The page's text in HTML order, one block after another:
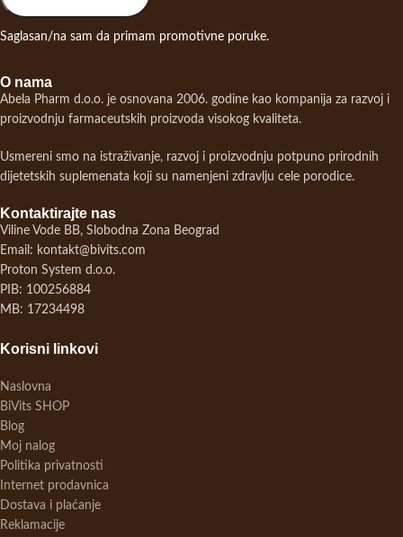
Saglasan/na sam da primam promotivne poruke.
O nama
Abela Pharm d.o.o. je osnovana 2006. godine kao kompanija za razvoj i
proizvodnju farmaceutskih proizvoda visokog kvaliteta.
Usmereni smo na istraživanje, razvoj i proizvodnju potpuno prirodnih
dijetetskih suplemenata koji su namenjeni zdravlju cele porodice.
Kontaktirajte nas
Viline Vode BB, Slobodna Zona Beograd
Email: kontakt@bivits.com
Proton System d.o.o.
PIB: 100256884
MB: 17234498
Korisni linkovi
Naslovna
BiVits SHOP
Blog
Moj nalog
Politika privatnosti
Internet prodavnica
Dostava i plaćanje
Reklamacije